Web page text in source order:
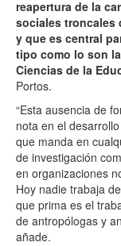
reapertura de la
sociales troncales
y que es central
tipo como lo son
Ciencias de la
Portos.
“Esta ausencia de
nota en el
que manda en
de investigación
en organizaciones
Hoy nadie trabaja
que prima es el
de antropólogas y
añade.